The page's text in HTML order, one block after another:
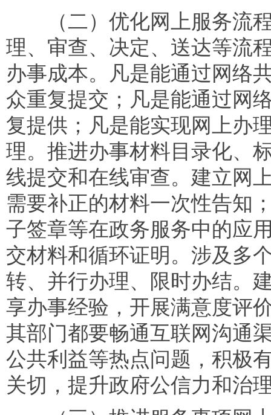
（二）优化网上服务流程
理、审查、决定、送达等流
办事成本。凡是能通过网络
众重复提交；凡是能通过网
复提供；凡是能实现网上办
理。推进办事材料目录化、
线提交和在线审查。建立网
需要补正的材料一次性告知
子签章等在政务服务中的应
交材料和循环证明。涉及多
转、并行办理、限时办结。
享办事经验，开展满意度评
其部门都要畅通互联网沟通
公共利益等热点问题，积极
关切，提升政府公信力和治